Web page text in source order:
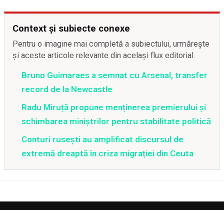
Context și subiecte conexe
Pentru o imagine mai completă a subiectului, urmărește
și aceste articole relevante din același flux editorial.
Bruno Guimaraes a semnat cu Arsenal, transfer
record de la Newcastle
Radu Miruță propune menținerea premierului și
schimbarea miniștrilor pentru stabilitate politică
Conturi rusești au amplificat discursul de
extremă dreaptă în criza migrației din Ceuta